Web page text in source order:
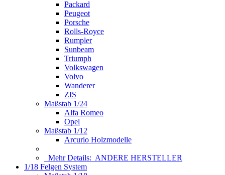
Packard
Peugeot
Porsche
Rolls-Royce
Rumpler
Sunbeam
Triumph
Volkswagen
Volvo
Wanderer
ZIS
Maßstab 1/24
Alfa Romeo
Opel
Maßstab 1/12
Arcurio Holzmodelle
Mehr Details: ANDERE HERSTELLER
1/18 Felgen System